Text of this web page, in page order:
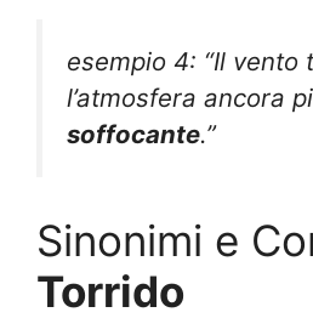
esempio 4: “Il vento
l’atmosfera ancora
soffocante.”
Sinonimi e
Torrido